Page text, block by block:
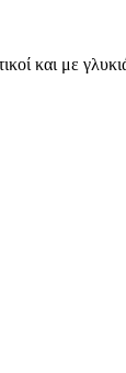
και με